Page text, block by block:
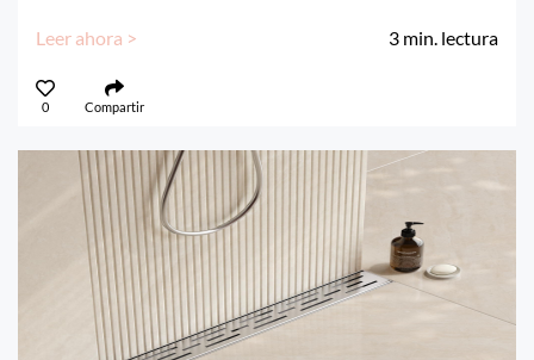
Leer ahora > 3 min. lectura
0 Compartir